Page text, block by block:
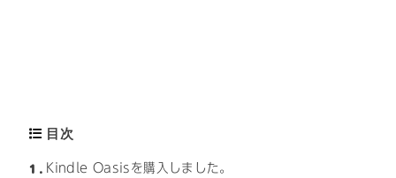
目次
1 Kindle Oasisを購入しました。